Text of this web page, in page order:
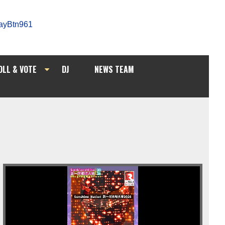
& VOTE DJ
NEWS TEAM